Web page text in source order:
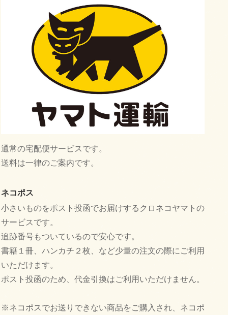
通常の宅配便サービスです。
送料は一律のご案内です。
ネコポス
小さいものをポスト投函でお届けするクロネコヤマトの
サービスです。
追跡番号もついているので安心です。
書籍１冊、ハンカチ２枚、など少量の注文の際にご利用
いただけます。
ポスト投函のため、代金引換はご利用いただけません。
※ネコポスでお送りできない商品をご購入され、ネコポ